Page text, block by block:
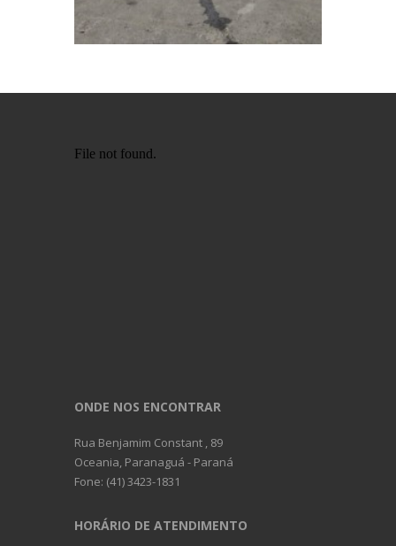
ONDE NOS ENCONTRAR
Rua Benjamim Constant , 89
Oceania, Paranaguá - Paraná
Fone: (41) 3423-1831
HORÁRIO DE ATENDIMENTO